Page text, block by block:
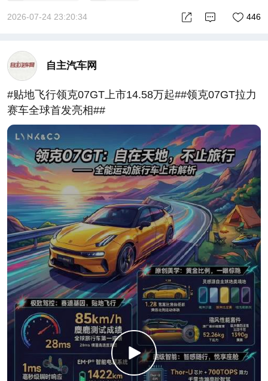
2026-07-24 23:20:34 446
自主汽车网
#贴地飞行领克07GT上市14.58万起##领克07GT拉力
赛车全球首发亮相##